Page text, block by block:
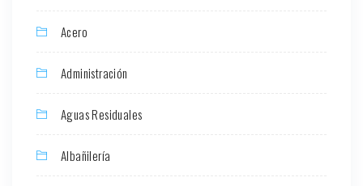
Acero
Administración
Aguas Residuales
Albañilería